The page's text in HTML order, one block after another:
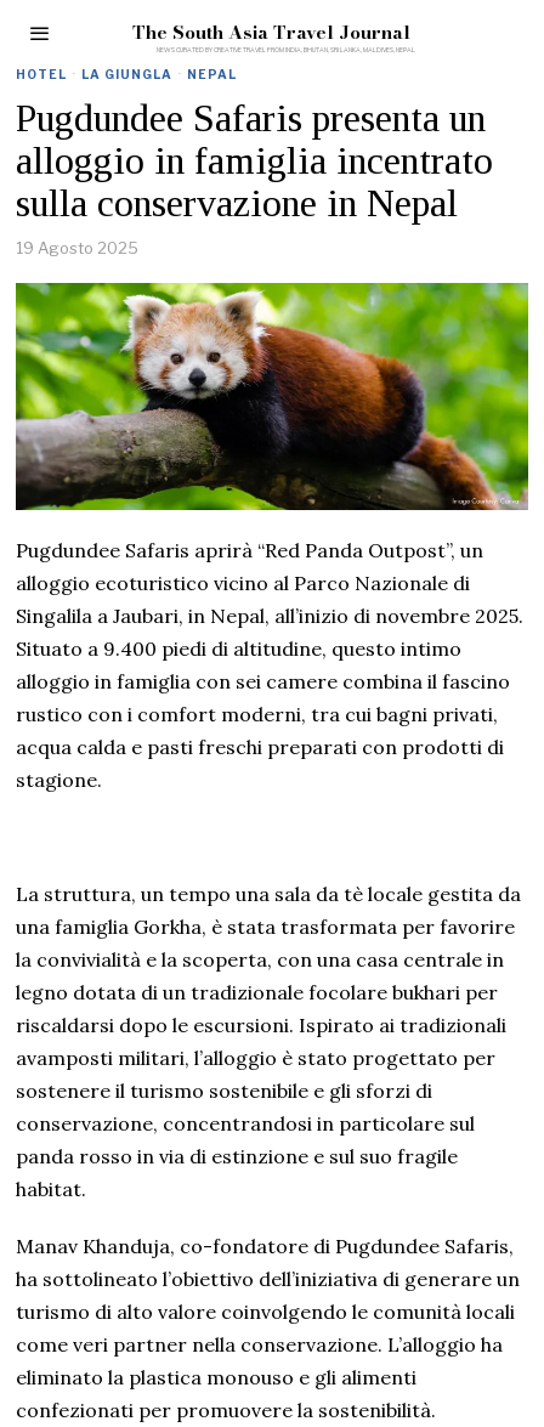
The South Asia Travel Journal
HOTEL · LA GIUNGLA · NEPAL
Pugdundee Safaris presenta un
alloggio in famiglia incentrato
sulla conservazione in Nepal
19 Agosto 2025
Pugdundee Safaris aprirà “Red Panda Outpost”, un
alloggio ecoturistico vicino al Parco Nazionale di
Singalila a Jaubari, in Nepal, all’inizio di novembre 2025.
Situato a 9.400 piedi di altitudine, questo intimo
alloggio in famiglia con sei camere combina il fascino
rustico con i comfort moderni, tra cui bagni privati,
acqua calda e pasti freschi preparati con prodotti di
stagione.
La struttura, un tempo una sala da tè locale gestita da
una famiglia Gorkha, è stata trasformata per favorire
la convivialità e la scoperta, con una casa centrale in
legno dotata di un tradizionale focolare bukhari per
riscaldarsi dopo le escursioni. Ispirato ai tradizionali
avamposti militari, l’alloggio è stato progettato per
sostenere il turismo sostenibile e gli sforzi di
conservazione, concentrandosi in particolare sul
panda rosso in via di estinzione e sul suo fragile
habitat.
Manav Khanduja, co-fondatore di Pugdundee Safaris,
ha sottolineato l’obiettivo dell’iniziativa di generare un
turismo di alto valore coinvolgendo le comunità locali
come veri partner nella conservazione. L’alloggio ha
eliminato la plastica monouso e gli alimenti
confezionati per promuovere la sostenibilità.